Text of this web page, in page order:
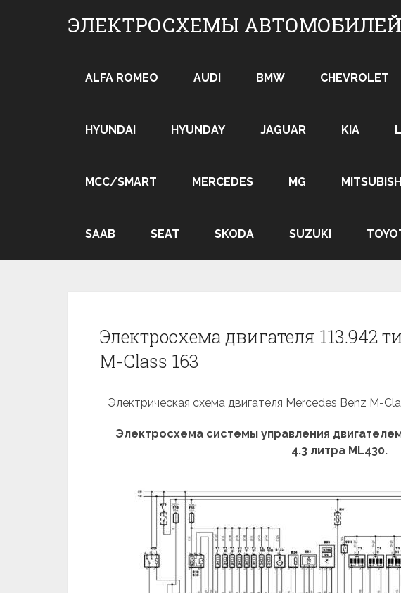
ЭЛЕКТРОСХЕМЫ АВТОМОБИЛЕЙ
ALFA ROMEO AUDI BMW CHEVROLET
HYUNDAI HYUNDAY JAGUAR KIA
MCC/SMART MERCEDES MG
SAAB SEAT SKODA SUZUKI
Электросхема двигателя 113.942
M-Class 163
Электрическая схема двигателя Mercedes Benz M-
Электросхема системы управления
4.3 литра ML430.